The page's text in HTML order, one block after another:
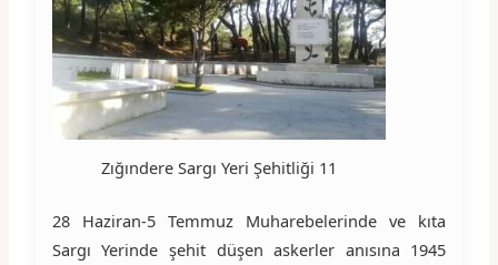
Zığındere Sargı Yeri Şehitliği 11
28 Haziran-5 Temmuz Muharebelerinde ve kıta
Sargı Yerinde şehit düşen askerler anısına 1945